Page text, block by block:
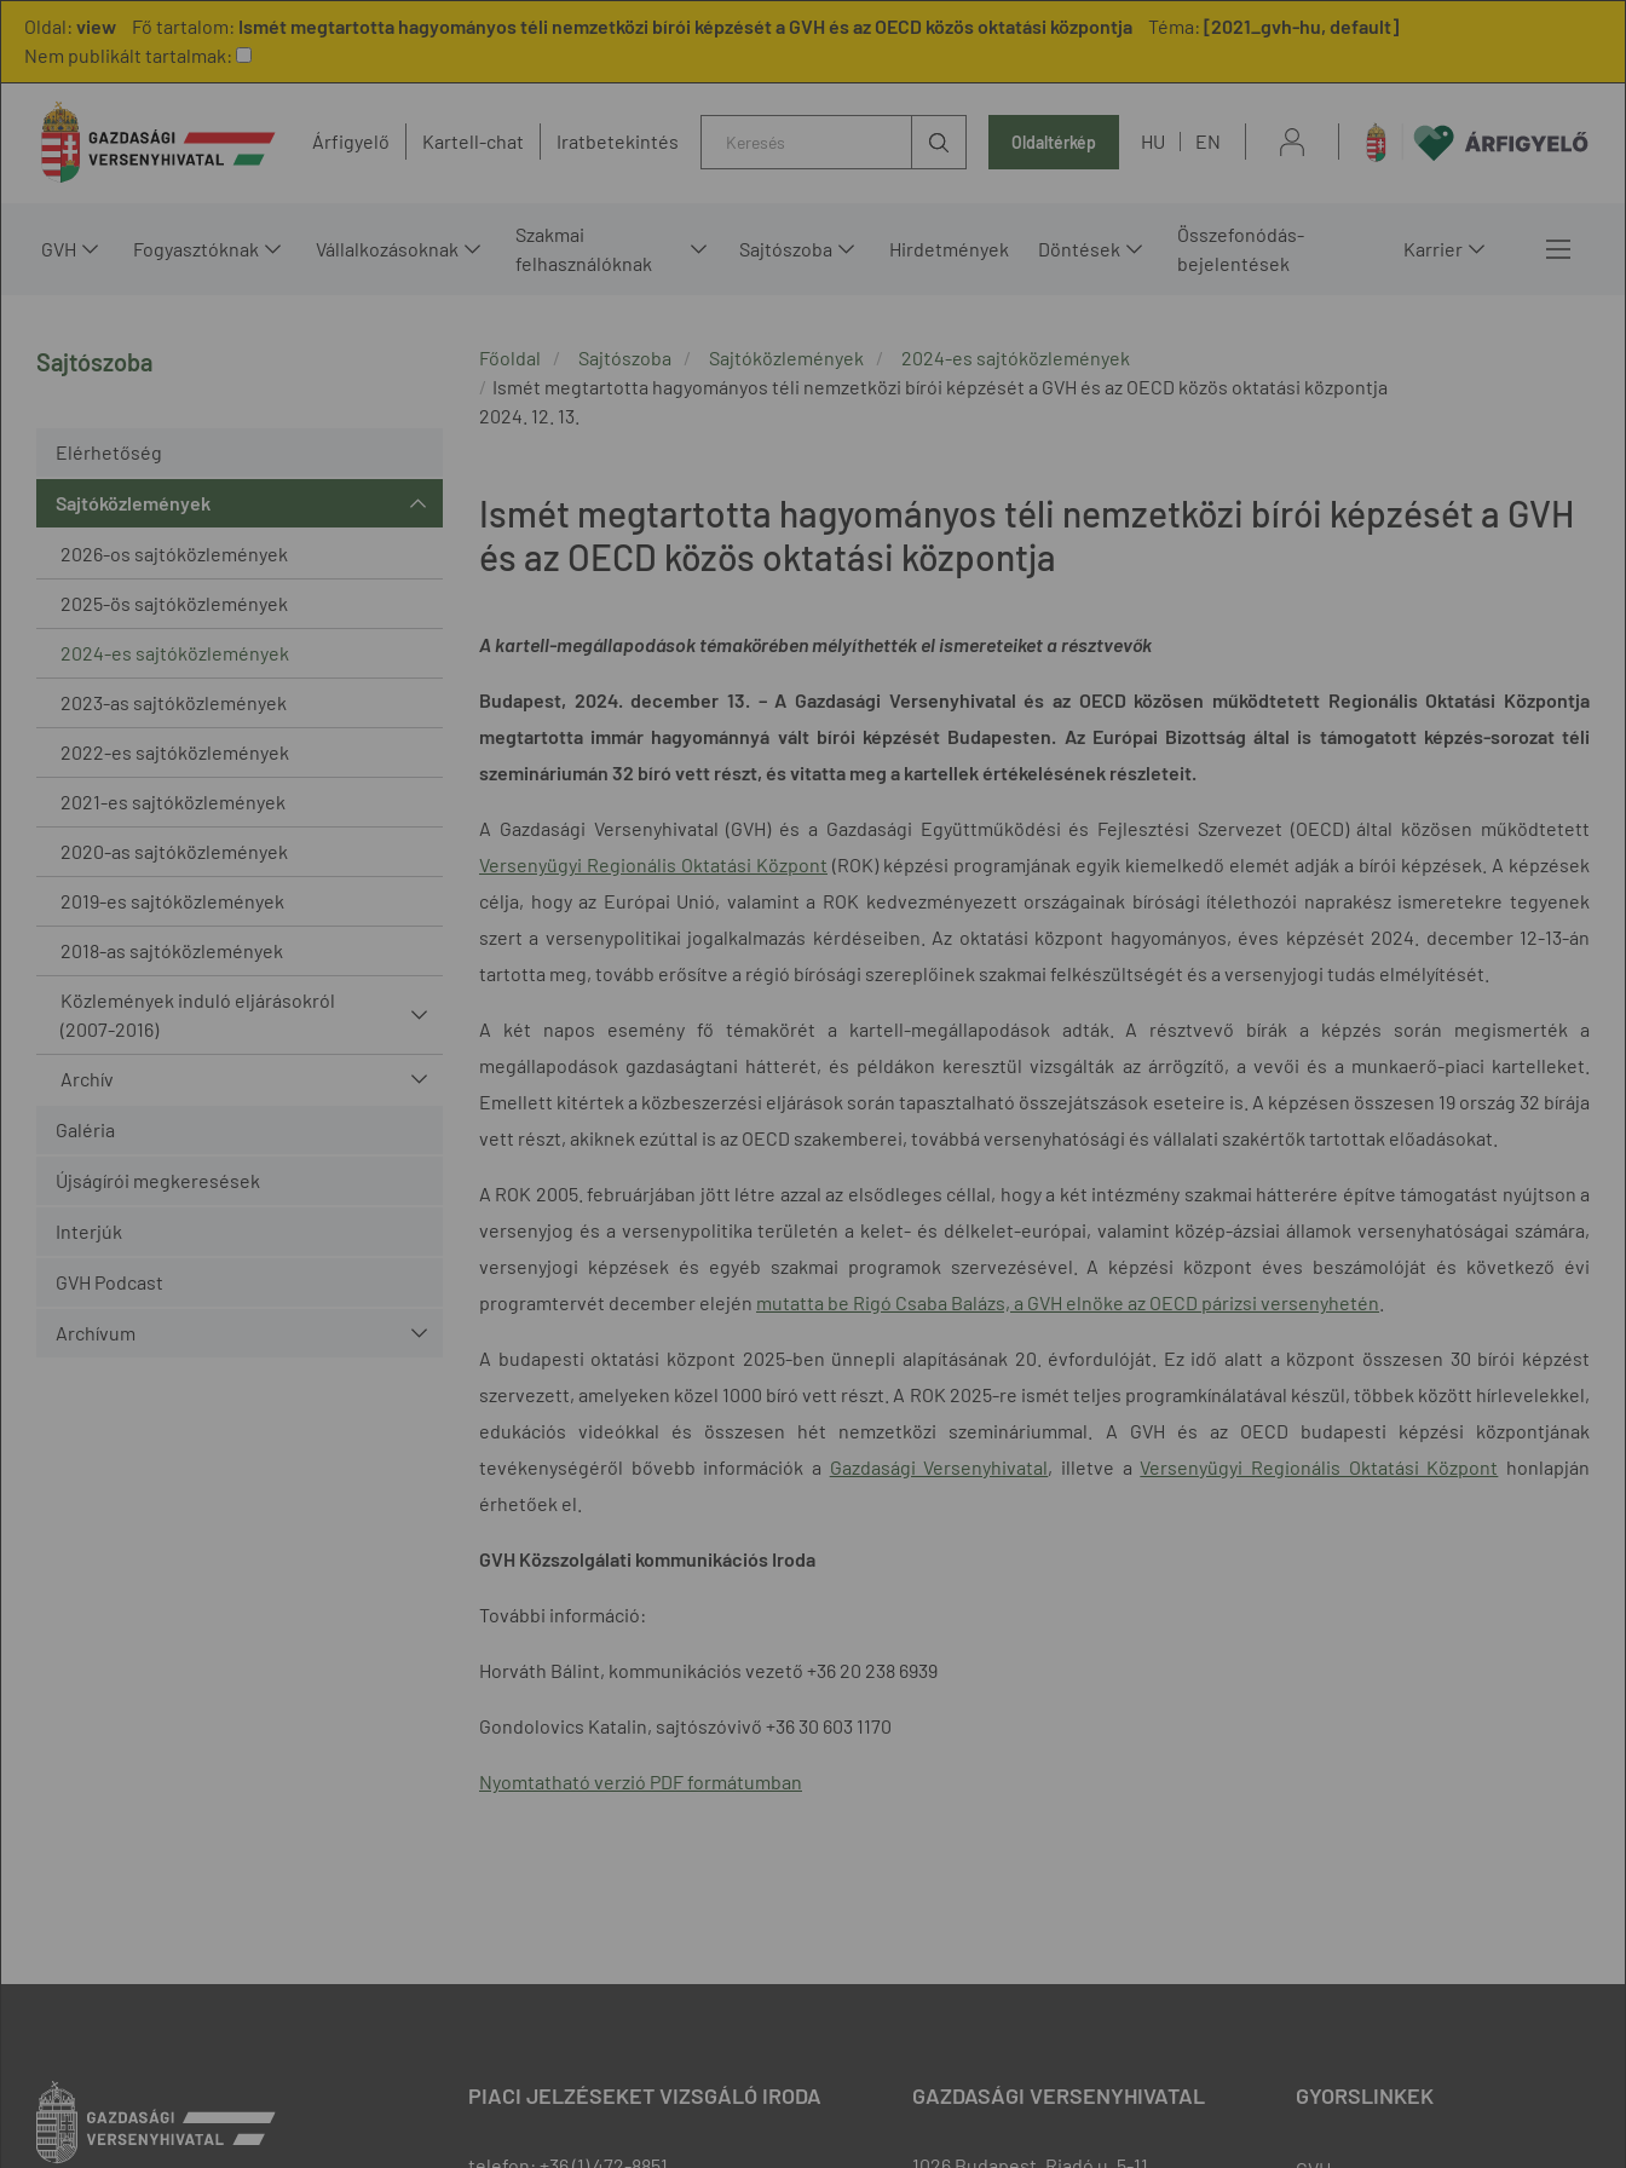
Oldal: view Fő tartalom: Ismét megtartotta hagyományos téli nemzetközi bírói képzését a GVH és az OECD közös oktatási központja Téma: [2021_gvh-hu, default]
Nem publikált tartalmak:
Árfigyelő Kartell-chat Iratbetekintés Oldaltérkép HU EN
GVH Fogyasztóknak Vállalkozásoknak
Szakmai
felhasználóknak
Sajtószoba Hirdetmények Döntések
Összefonódás-
bejelentések
Karrier
Sajtószoba
Elérhetőség
Sajtóközlemények
2026-os sajtóközlemények
2025-ös sajtóközlemények
2024-es sajtóközlemények
2023-as sajtóközlemények
2022-es sajtóközlemények
2021-es sajtóközlemények
2020-as sajtóközlemények
2019-es sajtóközlemények
2018-as sajtóközlemények
Közlemények induló eljárásokról
(2007-2016)
Archív
Galéria
Újságírói megkeresések
Interjúk
GVH Podcast
Archívum
Főoldal Sajtószoba Sajtóközlemények
2024-es sajtóközlemények
Ismét megtartotta hagyományos téli nemzetközi bírói képzését a GVH és az OECD közös oktatási központja
2024. 12. 13.
Ismét megtartotta hagyományos téli nemzetközi bírói képzését a GVH
és az OECD közös oktatási központja
A kartell-megállapodások témakörében mélyíthették el ismereteiket a résztvevők
Budapest, 2024. december 13. –A Gazdasági Versenyhivatal és az OECD közösen működtetett Regionális Oktatási Központja
megtartotta immár hagyománnyá vált bírói képzését Budapesten. Az Európai Bizottság által is támogatott képzés-sorozat téli
szemináriumán 32 bíró vett részt, és vitatta meg a kartellek értékelésének részleteit.
A Gazdasági Versenyhivatal (GVH) és a Gazdasági Együttműködési és Fejlesztési Szervezet (OECD) által közösen működtetett
Versenyügyi Regionális Oktatási Központ (ROK) képzési programjának egyik kiemelkedő elemét adják a bírói képzések. A képzések
célja, hogy az Európai Unió, valamint a ROK kedvezményezett országainak bírósági ítélethozói naprakész ismeretekre tegyenek
szert a versenypolitikai jogalkalmazás kérdéseiben. Az oktatási központ hagyományos, éves képzését 2024. december 12-13-án
tartotta meg, tovább erősítve a régió bírósági szereplőinek szakmai felkészültségét és a versenyjogi tudás elmélyítését.
A két napos esemény fő témakörét a kartell-megállapodások adták. A résztvevő bírák a képzés során megismerték a
megállapodások gazdaságtani hátterét, és példákon keresztül vizsgálták az árrögzítő, a vevői és a munkaerő-piaci kartelleket.
Emellett kitértek a közbeszerzési eljárások során tapasztalható összejátszások eseteire is. A képzésen összesen 19 ország 32 bírája
vett részt, akiknek ezúttal is az OECD szakemberei, továbbá versenyhatósági és vállalati szakértők tartottak előadásokat.
A ROK 2005. februárjában jött létre azzal az elsődleges céllal, hogy a két intézmény szakmai hátterére építve támogatást nyújtson a
versenyjog és a versenypolitika területén a kelet- és délkelet-európai, valamint közép-ázsiai államok versenyhatóságai számára,
versenyjogi képzések és egyéb szakmai programok szervezésével. A képzési központ éves beszámolóját és következő évi
programtervét december elején mutatta be Rigó Csaba Balázs, a GVH elnöke az OECD párizsi versenyhetén
A budapesti oktatási központ 2025-ben ünnepli alapításának 20. évfordulóját. Ez idő alatt a központ összesen 30 bírói képzést
szervezett, amelyeken közel 1000 bíró vett részt. A ROK 2025-re ismét teljes programkínálatával készül, többek között hírlevelekkel,
edukációs videókkal és összesen hét nemzetközi szemináriummal. A GVH és az OECD budapesti képzési központjának
tevékenységéről bővebb információk a Gazdasági Versenyhivatal, illetve aVersenyügyi Regionális Oktatási Központ honlapján
érhetőek el.
GVH Közszolgálati kommunikációs Iroda
További információ:
Horváth Bálint, kommunikációs vezető +36 20 238 6939
Gondolovics Katalin, sajtószóvivő +36 30 603 1170
Nyomtatható verzió PDF formátumban
PIACI JELZÉSEKET VIZSGÁLÓ IRODA GAZDASÁGI VERSENYHIVATAL GYORSLINKEK